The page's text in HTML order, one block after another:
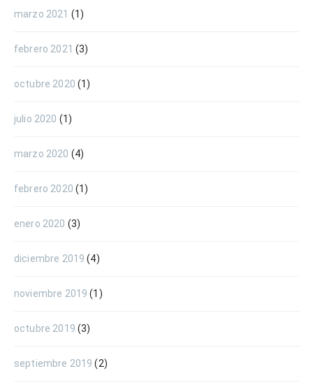
marzo 2021 (1)
febrero 2021 (3)
octubre 2020 (1)
julio 2020 (1)
marzo 2020 (4)
febrero 2020 (1)
enero 2020 (3)
diciembre 2019 (4)
noviembre 2019 (1)
octubre 2019 (3)
septiembre 2019 (2)